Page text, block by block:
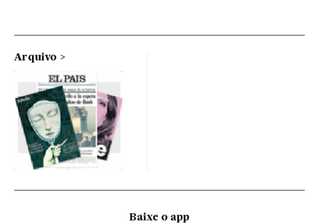
Arquivo
Baixe o app